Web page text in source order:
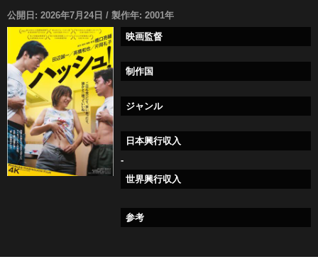
公開日: 2026年7月24日 / 製作年: 2001年
映画監督
制作国
ジャンル
日本興行収入
-
世界興行収入
参考